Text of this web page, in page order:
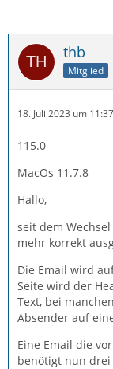
thb
Mitglied
18. Juli 2023 um 11:37
115.0
MacOs 11.7.8
Hallo,
seit dem
mehr korrekt
Die Email wird
Seite wird der
Text, bei
Absender auf
Eine Email die
benötigt nun drei